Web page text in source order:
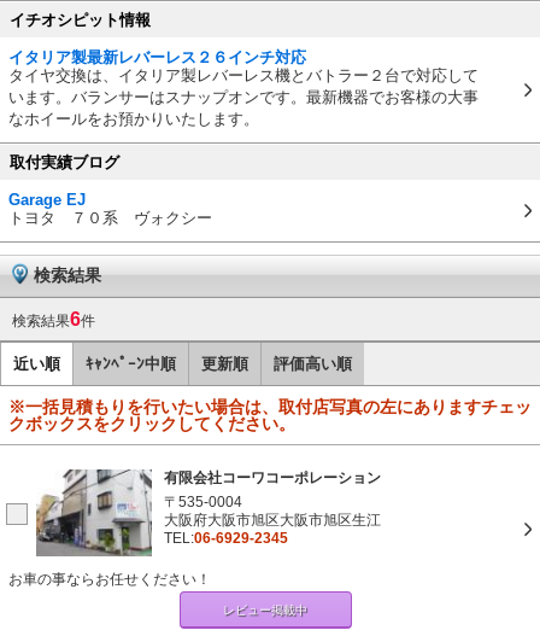
イチオシピット情報
イタリア製最新レバーレス２６インチ対応
タイヤ交換は、イタリア製レバーレス機とバトラー２台で対応して
います。バランサーはスナップオンです。最新機器でお客様の大事
なホイールをお預かりいたします。
取付実績ブログ
Garage EJ
トヨタ ７０系 ヴォクシー
検索結果
検索結果6件
近い順 ｷｬﾝﾍﾟｰﾝ中順 更新順 評価高い順
※一括見積もりを行いたい場合は、取付店写真の左にありますチェッ
クボックスをクリックしてください。
有限会社コーワコーポレーション
〒535-0004
大阪府大阪市旭区大阪市旭区生江
TEL:06-6929-2345
お車の事ならお任せください！
レビュー掲載中